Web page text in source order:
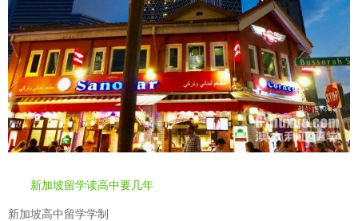
新加坡留学读高中要几年
新加坡高中留学学制